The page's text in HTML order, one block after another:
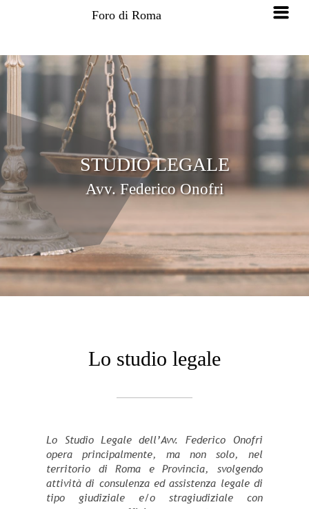
Foro di Roma
STUDIO LEGALE
Avv. Federico Onofri
Lo studio legale
Lo Studio Legale dell’Avv. Federico Onofri
opera principalmente, ma non solo, nel
territorio di Roma e Provincia, svolgendo
attività di consulenza ed assistenza legale di
tipo giudiziale e/o stragiudiziale con